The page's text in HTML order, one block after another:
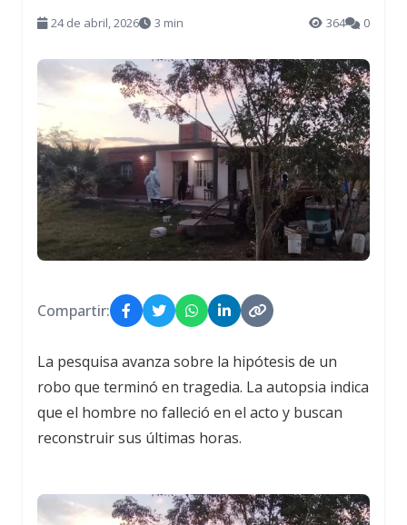
24 de abril, 2026 3 min 364 0
Compartir:
La pesquisa avanza sobre la hipótesis de un
robo que terminó en tragedia. La autopsia indica
que el hombre no falleció en el acto y buscan
reconstruir sus últimas horas.